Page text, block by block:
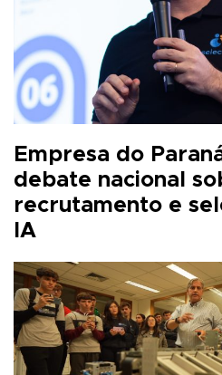
Empresa do
debate nacional
recrutamento e
IA